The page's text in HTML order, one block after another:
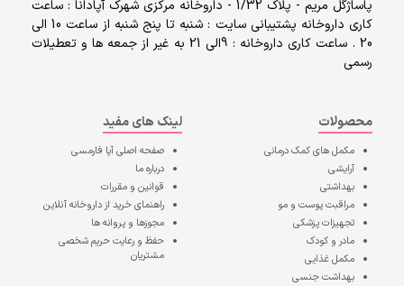
پاساژگل مریم - پلاک 1/32 - داروخانه مرکزی شهرک آپادانا : ساعت
کاری داروخانه پشتیبانی سایت : شنبه تا پنج شنبه از ساعت 10 الی
20 . ساعت کاری داروخانه : 9الی 21 به غیر از جمعه ها و تعطیلات
رسمی
محصولات
مکمل های کمک درمانی
آرایشی
بهداشتی
مراقبت پوست و مو
تجهیزات پزشکی
مادر و کودک
مکمل غذایی
بهداشت جنسی
لینک های مفید
صفحه اصلیآپا فارمسی
درباره ما
قوانین و مقررات
راهنمای خرید از داروخانه آنلاین
مجوزها و پروانه ها
حفظ و رعایت حریم شخصی
مشتریان